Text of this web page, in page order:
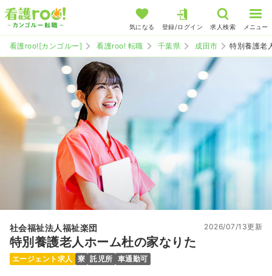
気になる 登録/ログイン 求人検索 メニュー
看護roo![カンゴルー] 看護roo! 転職 千葉県 成田市 特別養護老
社会福祉法人福祉楽団
特別養護老人ホーム杜の家なりた
2026/07/13更新
エージェント求人 寮 託児所 車通勤可